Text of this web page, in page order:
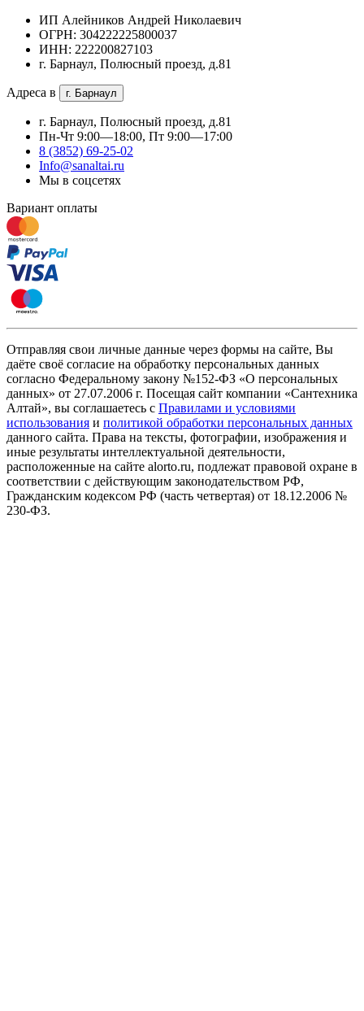
ИП Алейников Андрей Николаевич
ОГРН: 304222225800037
ИНН: 222200827103
г. Барнаул, Полюсный проезд, д.81
Адреса в г. Барнаул
г. Барнаул, Полюсный проезд, д.81
Пн-Чт 9:00—18:00, Пт 9:00—17:00
8 (3852) 69-25-02
Info@sanaltai.ru
Мы в соцсетях
Вариант оплаты
Отправляя свои личные данные через формы на сайте, Вы
даёте своё согласие на обработку персональных данных
согласно Федеральному закону №152-ФЗ «О персональных
данных» от 27.07.2006 г. Посещая сайт компании «Cантехника
Алтай», вы соглашаетесь с Правилами и условиями
использования и политикой обработки персональных данных
данного сайта. Права на тексты, фотографии, изображения и
иные результаты интеллектуальной деятельности,
расположенные на сайте alorto.ru, подлежат правовой охране в
соответствии с действующим законодательством РФ,
Гражданским кодексом РФ (часть четвертая) от 18.12.2006 №
230-ФЗ.